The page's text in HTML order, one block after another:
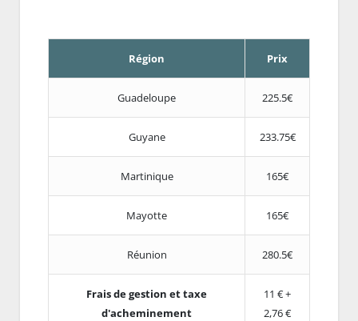
Région Prix
Guadeloupe 225.5€
Guyane 233.75€
Martinique 165€
Mayotte 165€
Réunion 280.5€
Frais de gestion et taxe
d'acheminement
11 € +
2,76 €